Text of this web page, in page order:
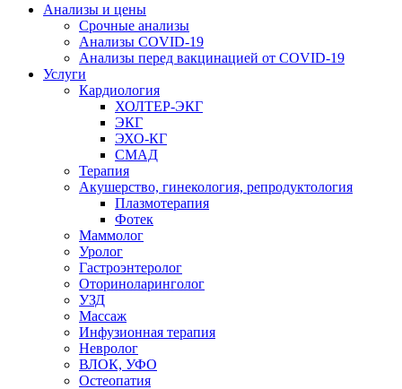
Анализы и цены
Срочные анализы
Анализы COVID-19
Анализы перед вакцинацией от COVID-19
Услуги
Кардиология
ХОЛТЕР-ЭКГ
ЭКГ
ЭХО-КГ
СМАД
Терапия
Акушерство, гинекология, репродуктология
Плазмотерапия
Фотек
Маммолог
Уролог
Гастроэнтеролог
Оториноларинголог
УЗД
Массаж
Инфузионная терапия
Невролог
ВЛОК, УФО
Остеопатия